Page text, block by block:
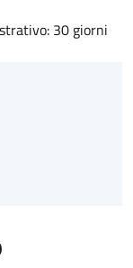
30 giorni